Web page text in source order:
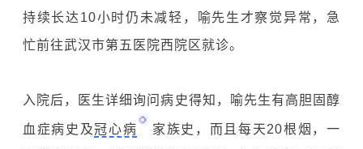
持续长达10小时仍未减轻，喻先生才察觉异常，急
忙前往武汉市第五医院西院区就诊。
入院后，医生详细询问病史得知，喻先生有高胆固醇
血症病史及冠心病
家族史，而且每天20根烟，一